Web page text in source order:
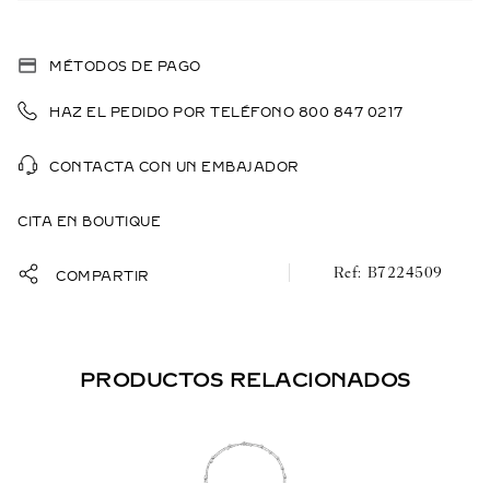
MÉTODOS DE PAGO
HAZ EL PEDIDO POR TELÉFONO 800 847 0217
CONTACTA CON UN EMBAJADOR
CITA EN BOUTIQUE
COMPARTIR B7224509
PRODUCTOS RELACIONADOS